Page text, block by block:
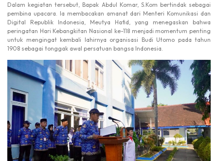
Dalam kegiatan tersebut, Bapak Abdul Komar, S.Kom bertindak sebagai
pembina upacara. Ia membacakan amanat dari Menteri Komunikasi dan
Digital Republik Indonesia, Meutya Hafid, yang menegaskan bahwa
peringatan Hari Kebangkitan Nasional ke-118 menjadi momentum penting
untuk mengingat kembali lahirnya organisasi Budi Utomo pada tahun
1908 sebagai tonggak awal persatuan bangsa Indonesia.